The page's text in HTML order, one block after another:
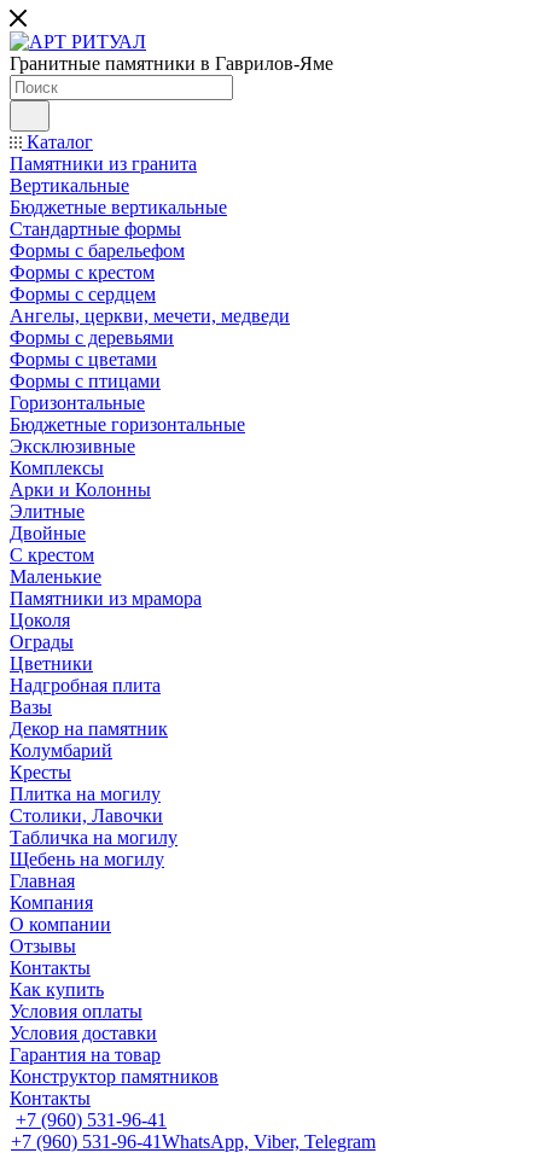
Гранитные памятники в Гаврилов-Яме
Каталог
Памятники из гранита
Вертикальные
Бюджетные вертикальные
Стандартные формы
Формы с барельефом
Формы с крестом
Формы с сердцем
Ангелы, церкви, мечети, медведи
Формы с деревьями
Формы с цветами
Формы с птицами
Горизонтальные
Бюджетные горизонтальные
Эксклюзивные
Комплексы
Арки и Колонны
Элитные
Двойные
С крестом
Маленькие
Памятники из мрамора
Цоколя
Ограды
Цветники
Надгробная плита
Вазы
Декор на памятник
Колумбарий
Кресты
Плитка на могилу
Столики, Лавочки
Табличка на могилу
Щебень на могилу
Главная
Компания
О компании
Отзывы
Контакты
Как купить
Условия оплаты
Условия доставки
Гарантия на товар
Конструктор памятников
Контакты
+7 (960) 531-96-41
+7 (960) 531-96-41WhatsApp, Viber, Telegram